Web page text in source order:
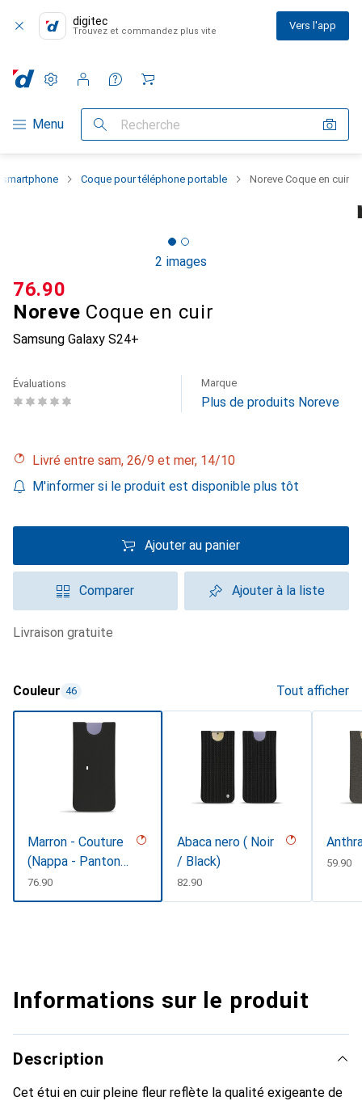
digitec
Trouvez et commandez plus vite Vers l'app
Navigation par catégorie
Menu Recherche
Paramètres
Compte client
Listes de comparaison
Listes d'envies
Panier
Coque pour téléphone portable Noreve Coque en cuir
2 images
Noreve Coque en cuir
Samsung Galaxy S24+
CHF
76.90
Évaluations Marque
Plus de produits Noreve
Livré entre sam, 26/9 et mer, 14/10
M'informer si le produit est disponible plus tôt
Ajouter au panier
Comparer Ajouter à la liste
livraison gratuite
Couleur 46 Tout afficher
Marron - Couture
(Nappa - Pantone
#8B4720)
CHF
76.90
Abaca nero ( Noir
/ Black)
CHF
82.90
CHF
59.90
Informations sur le produit
Description
Cet étui en cuir pleine fleur reflète la qualité exigeante de